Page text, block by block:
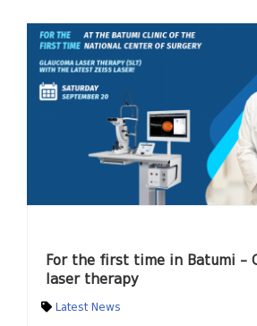
For the first time in Batumi –
laser therapy
Latest News